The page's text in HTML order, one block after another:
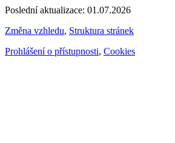
Poslední aktualizace: 01.07.2026
Změna vzhledu, Struktura stránek
Prohlášení o přístupnosti, Cookies